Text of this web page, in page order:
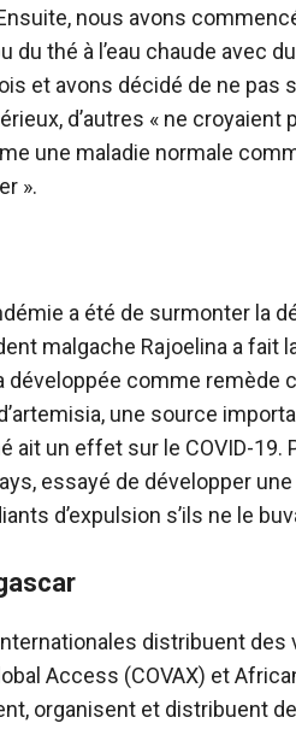
nous avons
du thé à l’eau chaude avec
et avons décidé de ne pas
d’autres « ne croyaient
une maladie normale
».
a été de surmonter la
malgache Rajoelina a fait
comme remède
une source
ait un effet sur le COVID-19.
essayé de développer
d’expulsion s’ils ne le
distribuent des
Access (COVAX) et
organisent et distribuent